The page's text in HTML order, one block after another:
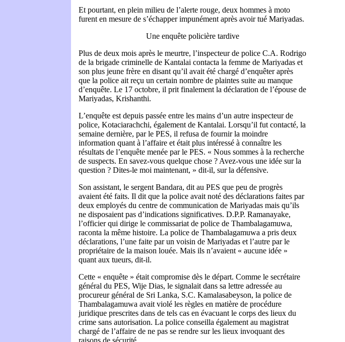
Et pourtant, en plein milieu de l’alerte rouge, deux hommes à moto
furent en mesure de s’échapper impunément après avoir tué Mariyadas.
Une enquête policière tardive
Plus de deux mois après le meurtre, l’inspecteur de police C.A. Rodrigo
de la brigade criminelle de Kantalai contacta la femme de Mariyadas et
son plus jeune frère en disant qu’il avait été chargé d’enquêter après
que la police ait reçu un certain nombre de plaintes suite au manque
d’enquête. Le 17 octobre, il prit finalement la déclaration de l’épouse de
Mariyadas, Krishanthi.
L’enquête est depuis passée entre les mains d’un autre inspecteur de
police, Kotaciarachchi, également de Kantalai. Lorsqu’il fut contacté, la
semaine dernière, par le PES, il refusa de fournir la moindre
information quant à l’affaire et était plus intéressé à connaître les
résultats de l’enquête menée par le PES. « Nous sommes à la recherche
de suspects. En savez-vous quelque chose ? Avez-vous une idée sur la
question ? Dites-le moi maintenant, » dit-il, sur la défensive.
Son assistant, le sergent Bandara, dit au PES que peu de progrès
avaient été faits. Il dit que la police avait noté des déclarations faites par
deux employés du centre de communication de Mariyadas mais qu’ils
ne disposaient pas d’indications significatives. D.P.P. Ramanayake,
l’officier qui dirige le commissariat de police de Thambalagamuwa,
raconta la même histoire. La police de Thambalagamuwa a pris deux
déclarations, l’une faite par un voisin de Mariyadas et l’autre par le
propriétaire de la maison louée. Mais ils n’avaient « aucune idée »
quant aux tueurs, dit-il.
Cette « enquête » était compromise dès le départ. Comme le secrétaire
général du PES, Wije Dias, le signalait dans sa lettre adressée au
procureur général de Sri Lanka, S.C. Kamalasabeyson, la police de
Thambalagamuwa avait violé les règles en matière de procédure
juridique prescrites dans de tels cas en évacuant le corps des lieux du
crime sans autorisation. La police conseilla également au magistrat
chargé de l’affaire de ne pas se rendre sur les lieux invoquant des